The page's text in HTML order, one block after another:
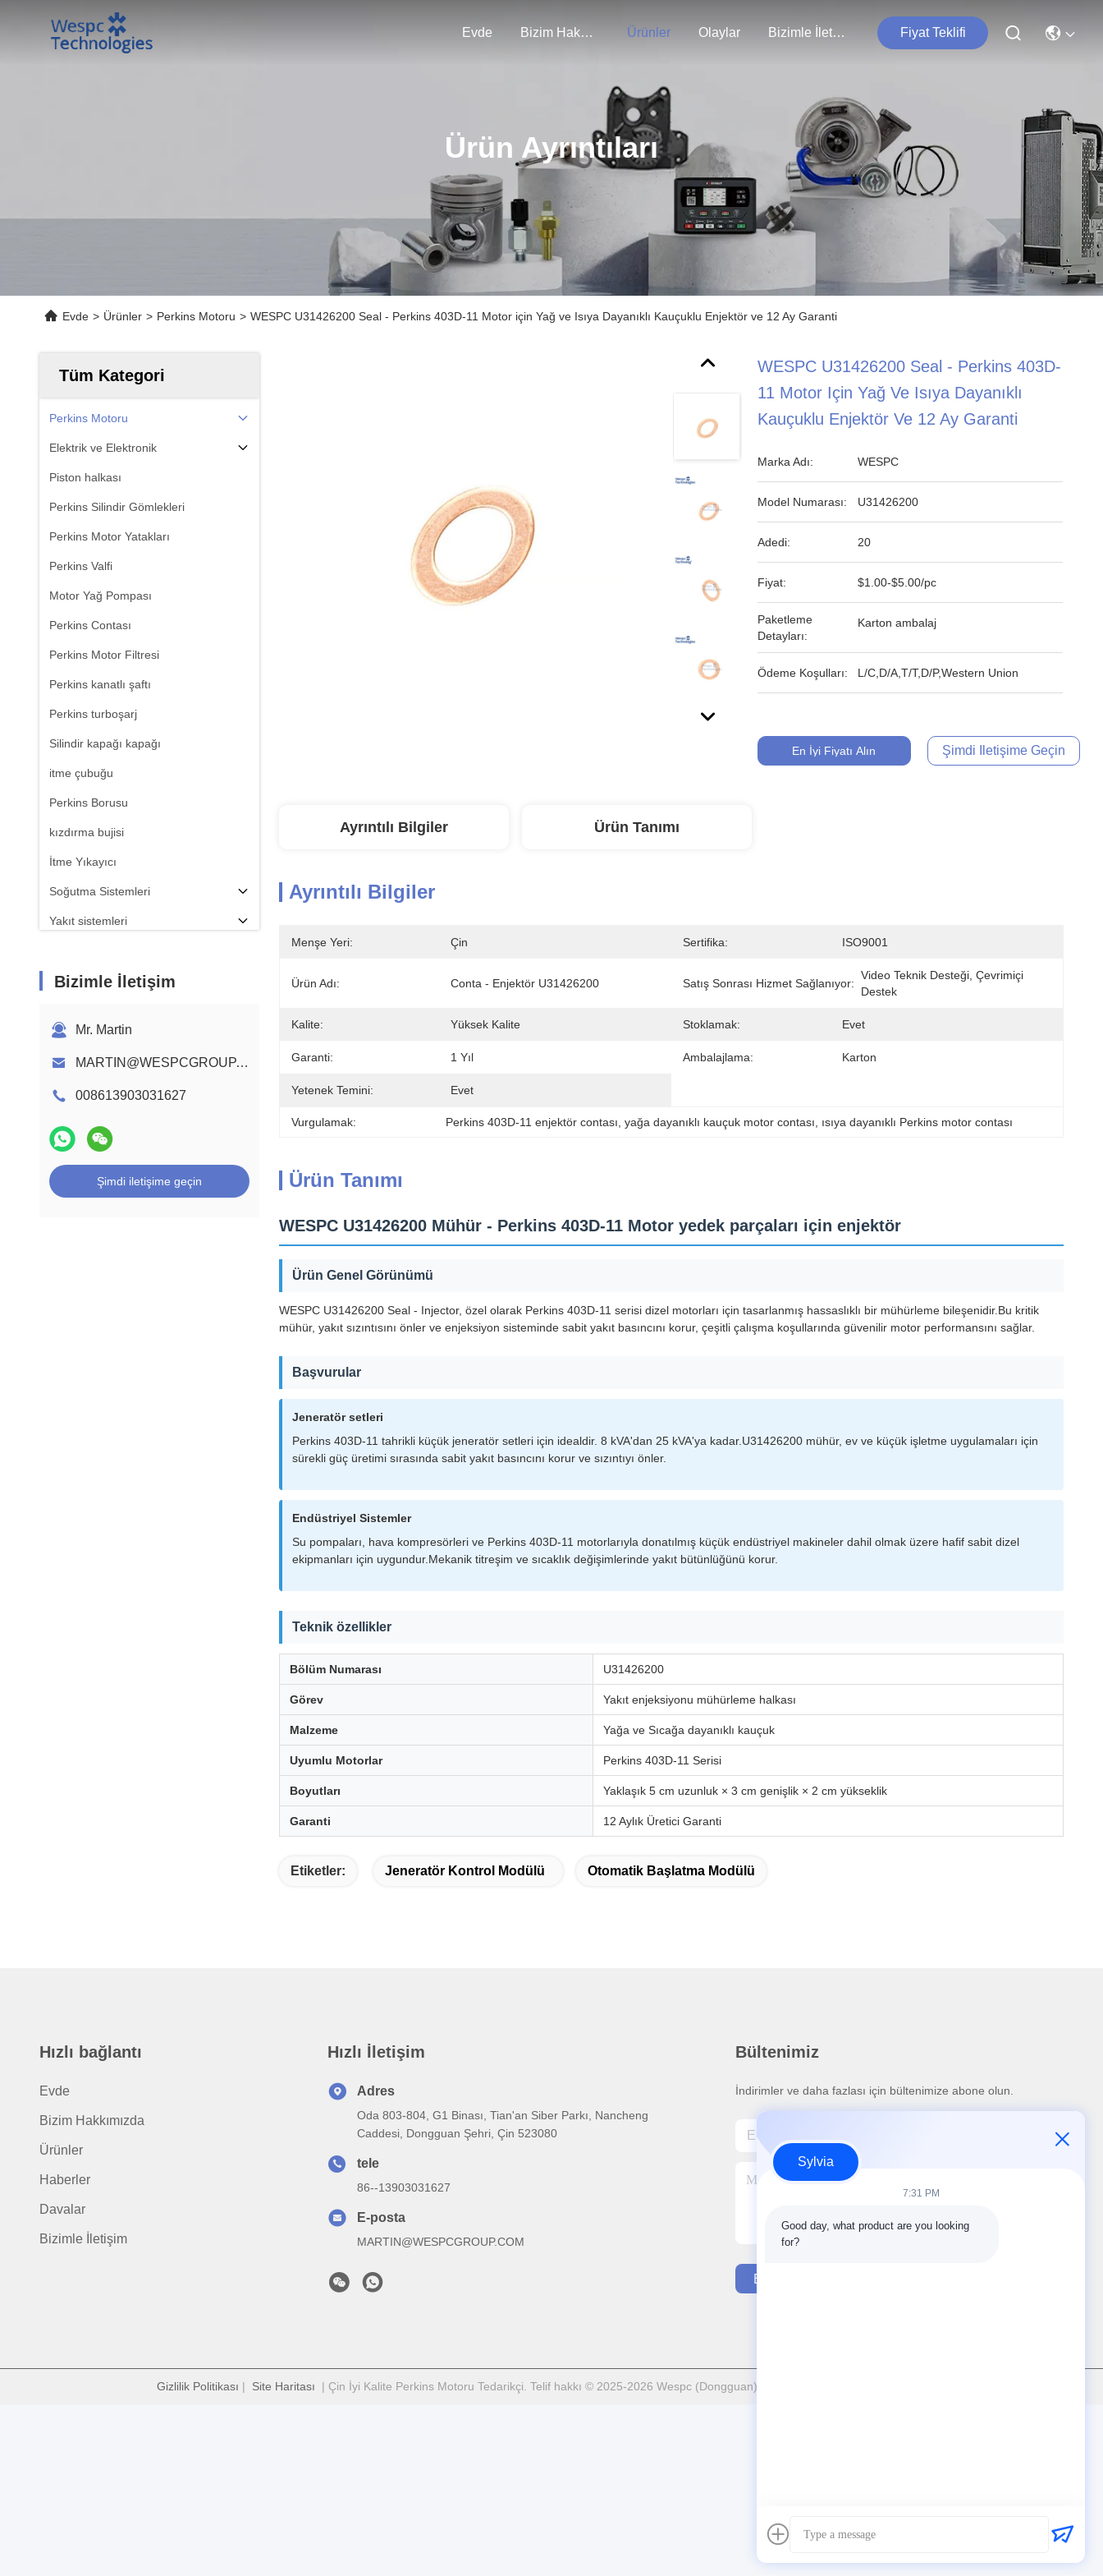
Evde Bizim Hakkımızda Ürünler Olaylar Bizimle İletişim Fiyat Teklifi
Ürün Ayrıntıları
Evde > Ürünler > Perkins Motoru > WESPC U31426200 Seal - Perkins 403D-11 Motor için Yağ ve Isıya Dayanıklı Kauçuklu Enjektör ve 12 Ay Garanti
Tüm Kategori
Perkins Motoru
Elektrik ve Elektronik
Piston halkası
Perkins Silindir Gömlekleri
Perkins Motor Yatakları
Perkins Valfi
Motor Yağ Pompası
Perkins Contası
Perkins Motor Filtresi
Perkins kanatlı şaftı
Perkins turboşarj
Silindir kapağı kapağı
itme çubuğu
Perkins Borusu
kızdırma bujisi
İtme Yıkayıcı
Soğutma Sistemleri
Yakıt sistemleri
Perkins Motor Kam Mili
Bizimle İletişim
Mr. Martin
MARTIN@WESPCGROUP.COM
008613903031627
Şimdi iletişime geçin
WESPC U31426200 Seal - Perkins 403D-
11 Motor Için Yağ Ve Isıya Dayanıklı
Kauçuklu Enjektör Ve 12 Ay Garanti
Marka Adı: WESPC
Model Numarası: U31426200
Adedi: 20
Fiyat: $1.00-$5.00/pc
Paketleme
Detayları:
Karton ambalaj
Ödeme Koşulları: L/C,D/A,T/T,D/P,Western Union
En İyi Fiyatı Alın Şimdi Iletişime Geçin
Ayrıntılı Bilgiler Ürün Tanımı
Ayrıntılı Bilgiler
Menşe Yeri: Çin Sertifika: ISO9001
Ürün Adı: Conta - Enjektör U31426200 Satış Sonrası Hizmet Sağlanıyor:
Video Teknik Desteği, Çevrimiçi
Destek
Kalite: Yüksek Kalite Stoklamak: Evet
Garanti: 1 Yıl Ambalajlama: Karton
Yetenek Temini: Evet
Vurgulamak: Perkins 403D-11 enjektör contası , yağa dayanıklı kauçuk motor contası ısıya dayanıklı Perkins motor contası
Ürün Tanımı
WESPC U31426200 Mühür - Perkins 403D-11 Motor yedek parçaları için enjektör
Ürün Genel Görünümü
WESPC U31426200 Seal - Injector, özel olarak Perkins 403D-11 serisi dizel motorları için tasarlanmış hassaslıklı bir mühürleme bileşenidir.Bu kritik
mühür, yakıt sızıntısını önler ve enjeksiyon sisteminde sabit yakıt basıncını korur, çeşitli çalışma koşullarında güvenilir motor performansını sağlar.
Başvurular
Jeneratör setleri
Perkins 403D-11 tahrikli küçük jeneratör setleri için idealdir. 8 kVA'dan 25 kVA'ya kadar.U31426200 mühür, ev ve küçük işletme uygulamaları için
sürekli güç üretimi sırasında sabit yakıt basıncını korur ve sızıntıyı önler.
Endüstriyel Sistemler
Su pompaları, hava kompresörleri ve Perkins 403D-11 motorlarıyla donatılmış küçük endüstriyel makineler dahil olmak üzere hafif sabit dizel
ekipmanları için uygundur.Mekanik titreşim ve sıcaklık değişimlerinde yakıt bütünlüğünü korur.
Teknik özellikler
Bölüm Numarası U31426200
Görev Yakıt enjeksiyonu mühürleme halkası
Malzeme Yağa ve Sıcağa dayanıklı kauçuk
Uyumlu Motorlar Perkins 403D-11 Serisi
Boyutları Yaklaşık 5 cm uzunluk × 3 cm genişlik × 2 cm yükseklik
Garanti 12 Aylık Üretici Garanti
Etiketler: Jeneratör Kontrol Modülü Otomatik Başlatma Modülü
Hızlı bağlantı
Evde
Bizim Hakkımızda
Ürünler
Haberler
Davalar
Bizimle İletişim
Hızlı İletişim
Adres
Oda 803-804, G1 Binası, Tian'an Siber Parkı, Nancheng
Caddesi, Dongguan Şehri, Çin 523080
tele
86--13903031627
E-posta
MARTIN@WESPCGROUP.COM
Bültenimiz
İndirimler ve daha fazlası için bültenimize abone olun.
Bizimle İletişim
Gizlilik Politikası | Site Haritası | Çin İyi Kalite Perkins Motoru Tedarikçi. Telif hakkı © 2025-2026 Wespc (Dongguan) Tech Co., Ltd. - Tüm haklar saklıdır.
Sylvia
7:31 PM
Good day, what product are you looking
for?